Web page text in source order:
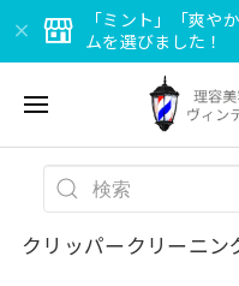
「ミント」「爽や
ムを選びました！
クリッパークリーニ